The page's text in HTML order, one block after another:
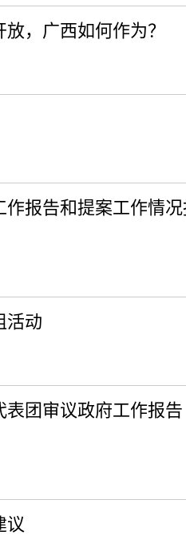
，广西如何作为？
报告和提案工作情
活动
团审议政府工作报
议